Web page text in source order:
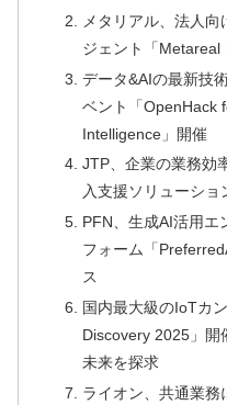
メタリアル、法人
ジェント「Metareal
データ&AIの最新技
ベント「OpenHack
Intelligence」開催
JTP、企業の業務効
入支援ソリューショ
PFN、生成AI活用エ
フォーム「
ス
国内最大級のIoTカ
Discovery 2025」開
未来を探求
ライオン、共通業務